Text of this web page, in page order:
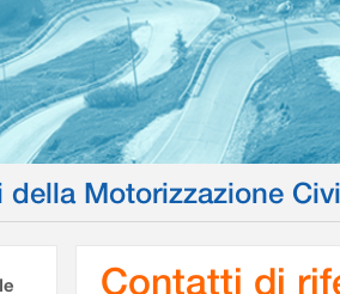
della Motorizzazione
Contatti di